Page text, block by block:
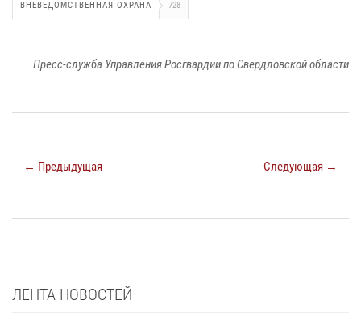
ВНЕВЕДОМСТВЕННАЯ ОХРАНА 728
Пресс-служба Управления Росгвардии по Свердловской области
← Предыдущая Следующая →
ЛЕНТА НОВОСТЕЙ